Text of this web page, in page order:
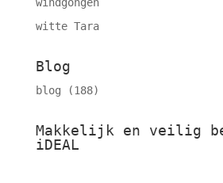
witte Tara
Blog
blog (188)
Makkelijk en veilig
iDEAL